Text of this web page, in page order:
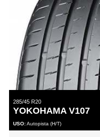
285/45 R20
YOKOHAMA V107
USO:Autopista (H/T)